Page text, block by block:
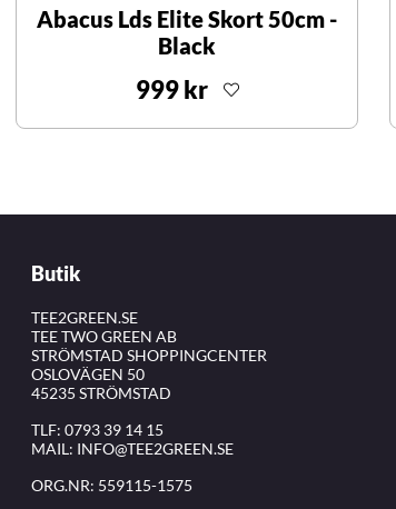
Abacus Lds Elite Skort 50cm -
Black
999 kr
Butik
TEE2GREEN.SE
TEE TWO GREEN AB
STRÖMSTAD SHOPPINGCENTER
OSLOVÄGEN 50
45235 STRÖMSTAD
TLF: 0793 39 14 15
MAIL: INFO@TEE2GREEN.SE
ORG.NR: 559115-1575